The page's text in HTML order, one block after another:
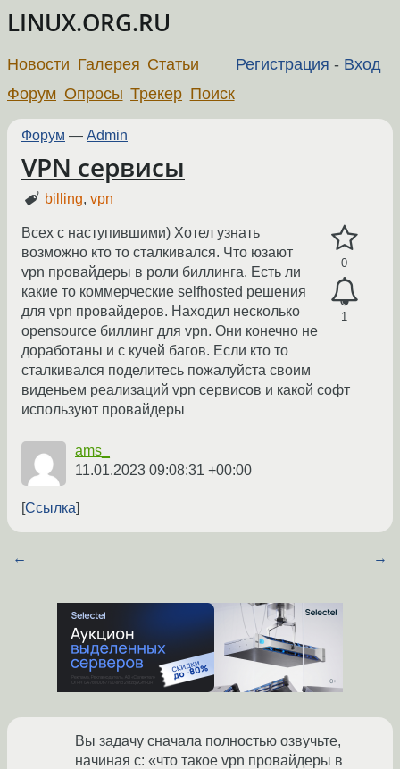
LINUX.ORG.RU
Регистрация - Вход
Новости Галерея Статьи
Форум Опросы Трекер Поиск
Форум — Admin
VPN сервисы
billing,vpn
0
1
Всех с наступившими) Хотел узнать
возможно кто то сталкивался. Что юзают
vpn провайдеры в роли биллинга. Есть ли
какие то коммерческие selfhosted решения
для vpn провайдеров. Находил несколько
opensource биллинг для vpn. Они конечно не
доработаны и с кучей багов. Если кто то
сталкивался поделитесь пожалуйста своим
виденьем реализаций vpn сервисов и какой софт
используют провайдеры
ams_
11.01.2023 09:08:31 +00:00
Ссылка
← →
Вы задачу сначала полностью озвучьте,
начиная с: «что такое vpn провайдеры в